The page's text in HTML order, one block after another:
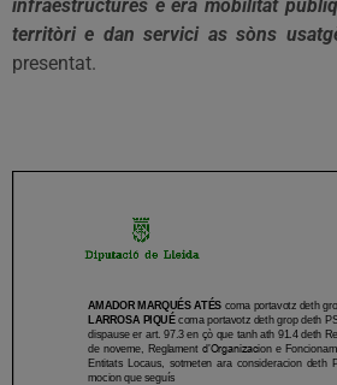
infraestructures e era mobilitat
territòri e dan servici as sòns
presentat.